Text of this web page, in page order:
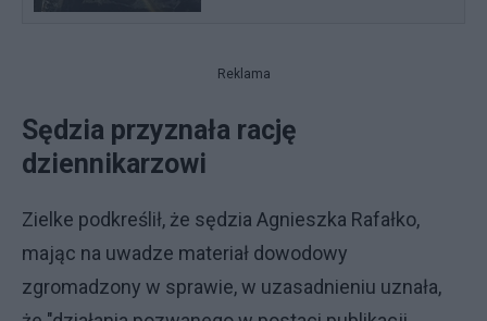
Reklama
Sędzia przyznała rację
dziennikarzowi
Zielke podkreślił, że sędzia Agnieszka Rafałko,
mając na uwadze materiał dowodowy
zgromadzony w sprawie, w uzasadnieniu uznała,